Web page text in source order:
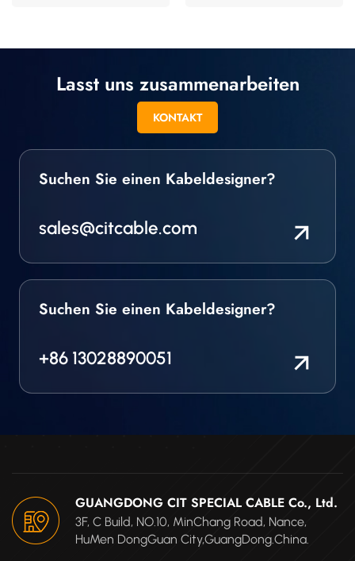
Lasst uns zusammenarbeiten
KONTAKT
Suchen Sie einen Kabeldesigner?
sales@citcable.com
Suchen Sie einen Kabeldesigner?
+86 13028890051
GUANGDONG CIT SPECIAL CABLE Co., Ltd.
3F, C Build, NO.10, MinChang Road, Nance,
HuMen DongGuan City,GuangDong.China.